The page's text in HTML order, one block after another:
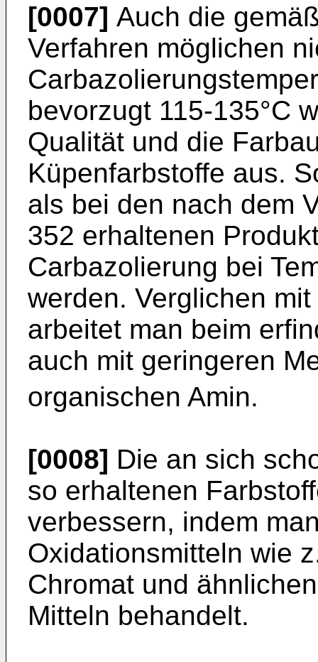
[0007] Auch die
Verfahren möglichen
bevorzugt 115-135°C
Qualität und die
Küpenfarbstoffe aus.
als bei den nach dem
352 erhaltenen
Carbazolierung bei
werden. Verglichen
arbeitet man beim
auch mit geringeren
organischen Amin.
[0008] Die an sich
so erhaltenen
verbessern, indem
Oxidationsmitteln wie
Chromat und
Mitteln behandelt.